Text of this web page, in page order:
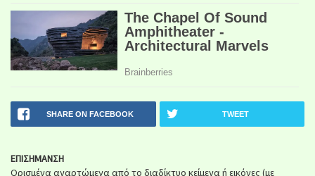
SHARE ON FACEBOOK TWEET
ΕΠΙΣΗΜΑΝΣΗ
Ορισμένα αναρτώμενα από το διαδίκτυο κείμενα ή εικόνες (με